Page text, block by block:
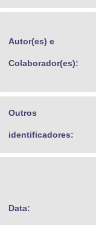
Autor(es) e
Colaborador(es):
Outros
identificadores:
Data: